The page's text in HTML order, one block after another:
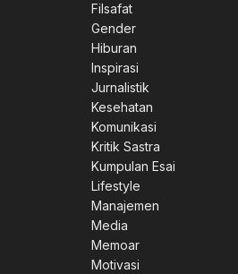
Filsafat
Gender
Hiburan
Inspirasi
Jurnalistik
Kesehatan
Komunikasi
Kritik Sastra
Kumpulan Esai
Lifestyle
Manajemen
Media
Memoar
Motivasi